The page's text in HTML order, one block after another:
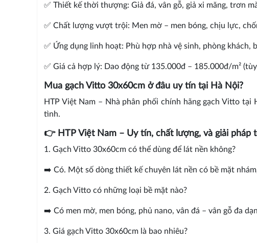
✅ Thiết kế thời thượng: Giả đá, vân gỗ, giả xi măng, trơn
✅ Chất lượng vượt trội: Men mờ – men bóng, chịu lực,
✅ Ứng dụng linh hoạt: Phù hợp nhà vệ sinh, phòng khách,
✅ Giá cả hợp lý: Dao động từ 135.000đ – 185.000đ/m² (tùy
Mua gạch Vitto 30x60cm ở đâu uy tín tại Hà Nội?
HTP Việt Nam – Nhà phân phối chính hãng gạch Vitto
tình.
👉 HTP Việt Nam – Uy tín, chất lượng, và giải pháp
1. Gạch Vitto 30x60cm có thể dùng để lát nền không?
➡️ Có. Một số dòng thiết kế chuyên lát nền có bề mặt
2. Gạch Vitto có những loại bề mặt nào?
➡️ Có men mờ, men bóng, phủ nano, vân đá – vân gỗ đa
3. Giá gạch Vitto 30x60cm là bao nhiêu?